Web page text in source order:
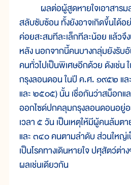
ผลต่อผู้สูดหายใจเอาสารมล
สลับซับซ้อน ทั้งยังอาจเกิดขึ้นได้
ค่อยสะสมทีละเล็กทีละน้อย แล้วจึ
หลัง นอกจากนี้คนบางกลุ่มยังรับอั
คนทั่วไปเป็นพิเศษอีกด้วย ดังเช่
กรุงลอนดอน ในปี ค.ศ. ๑๙๕๒
และ ๒๕๐๕) นั้น เชื่อกันว่าสม็อกแ
ออกไซด์ปกคลุมกรุงลอนดอนอยู่อ
เวลา ๕ วัน เป็นเหตุให้มีผู้คนล้ม
และ ๓๔๐ คนตามลำดับ ส่วนใหญ่
เป็นโรคทางเดินหายใจ ปศุสัตว์ต่
ผลเช่นเดียวกัน